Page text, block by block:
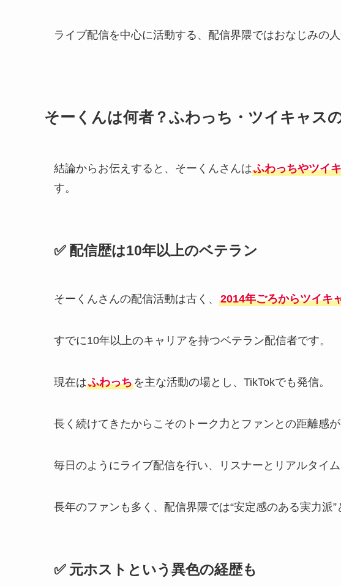
ライブ配信を中心に活動する、配信界隈ではおなじみの人
そーくんは何者？ふわっち・ツイキャス
結論からお伝えすると、そーくんさんはふわっちやツイ
す。
✅ 配信歴は10年以上のベテラン
そーくんさんの配信活動は古く、 2014年ごろからツイキ
すでに10年以上のキャリアを持つベテラン配信者です。
現在はふわっち を主な活動の場とし、TikTokでも発信。
長く続けてきたからこそのトーク力とファンとの距離感
毎日のようにライブ配信を行い、リスナーとリアルタイ
長年のファンも多く、配信界隈では“安定感のある実力派”
✅ 元ホストという異色の経歴も